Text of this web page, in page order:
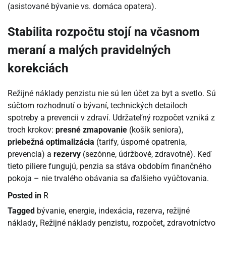
(asistované bývanie vs. domáca opatera).
Stabilita rozpočtu stojí na včasnom
meraní a malých pravidelných
korekciách
Režijné náklady penzistu nie sú len účet za byt a svetlo. Sú
súčtom rozhodnutí o bývaní, technických detailoch
spotreby a prevencii v zdraví. Udržateľný rozpočet vzniká z
troch krokov: presné zmapovanie (košík seniora),
priebežná optimalizácia (tarify, úsporné opatrenia,
prevencia) a rezervy (sezónne, údržbové, zdravotné). Keď
tieto piliere fungujú, penzia sa stáva obdobím finančného
pokoja – nie trvalého obávania sa ďalšieho vyúčtovania.
Posted in R
Tagged bývanie, energie, indexácia, rezerva, režijné
náklady, Režijné náklady penzistu, rozpočet, zdravotníctvo